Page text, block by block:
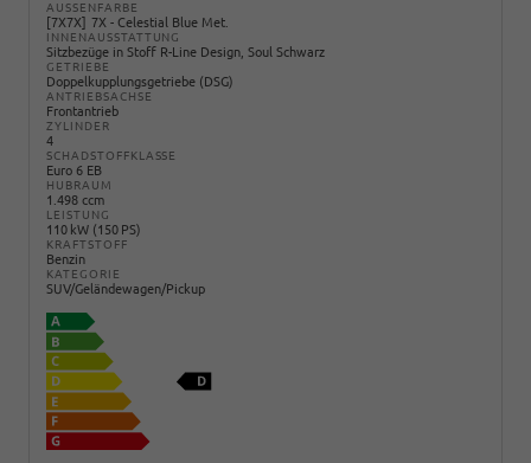
AUSSENFARBE
7X7X 7X - Celestial Blue Met.
INNENAUSSTATTUNG
Sitzbezüge in Stoff R-Line Design, Soul Schwarz
GETRIEBE
Doppelkupplungsgetriebe (DSG)
ANTRIEBSACHSE
Frontantrieb
ZYLINDER
4
SCHADSTOFFKLASSE
Euro 6 EB
HUBRAUM
1.498 ccm
LEISTUNG
110 kW (150 PS)
KRAFTSTOFF
Benzin
KATEGORIE
SUV/Geländewagen/Pickup